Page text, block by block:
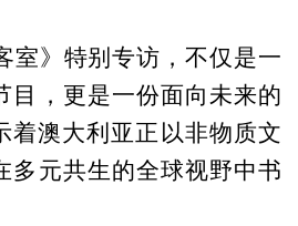
室》特别专访，不仅是一
目，更是一份面向未来的
澳大利亚正以非物质文
多元共生的全球视野中书